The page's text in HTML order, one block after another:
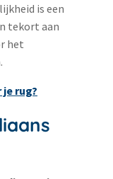
is een
tekort aan
het
rug?